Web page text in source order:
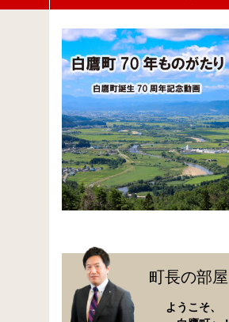
町長の部屋
ようこそ、